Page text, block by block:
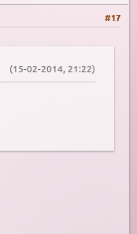
#17
(15-02-2014, 21:22)